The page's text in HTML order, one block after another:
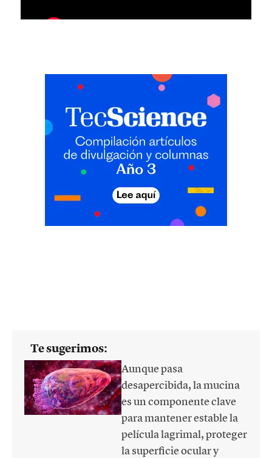
Te sugerimos:
Aunque pasa
desapercibida, la mucina
es un componente clave
para mantener estable la
película lagrimal, proteger
la superficie ocular y